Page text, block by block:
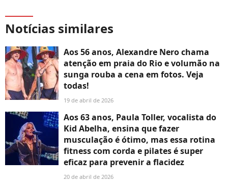
Notícias similares
Aos 56 anos, Alexandre Nero chama
atenção em praia do Rio e volumão na
sunga rouba a cena em fotos. Veja
todas!
19 de abril de 2026
Aos 63 anos, Paula Toller, vocalista do
Kid Abelha, ensina que fazer
musculação é ótimo, mas essa rotina
fitness com corda e pilates é super
eficaz para prevenir a flacidez
20 de abril de 2026